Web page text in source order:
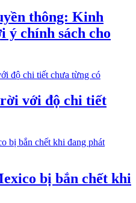
thông: Kinh
ý chính sách cho
với độ chi tiết
bị bắn chết khi